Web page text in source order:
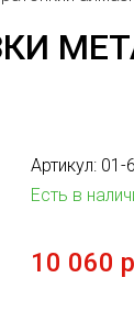
Артикул: 01-
Есть в
10 060